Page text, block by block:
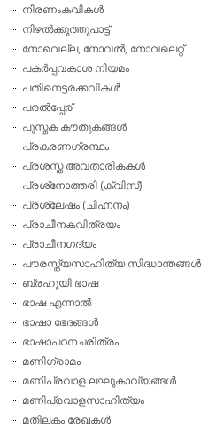
നിരണംകവികള്‍
നിഴല്‍ക്കുത്തുപാട്ട്
നോവെല്ല, നോവല്‍, നോവലെറ്റ്
പകര്‍പ്പവകാശ നിയമം
പതിനെട്ടരക്കവികള്‍
പരല്‍പ്പേര്
പുസ്തക കൗതുകങ്ങള്‍
പ്രകരണഗ്രന്ഥം
പ്രശസ്ത അവതാരികകള്‍
പ്രശ്‌നോത്തരി (ക്വിസ്)
പ്രശ്ലേഷം (ചിഹ്നനം)
പ്രാചീനകവിത്രയം
പ്രാചീനഗദ്യം
പൗരസ്ത്യസാഹിത്യ സിദ്ധാന്തങ്ങള്‍
ബ്രഹൂയി ഭാഷ
ഭാഷ എന്നാല്‍
ഭാഷാ ഭേദങ്ങള്‍
ഭാഷാപഠനചരിത്രം
മണിഗ്രാമം
മണിപ്രവാള ലഘുകാവ്യങ്ങള്‍
മണിപ്രവാളസാഹിത്യം
മതിലകം രേഖകള്‍